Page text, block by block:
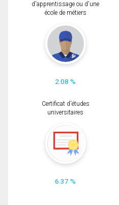
d'apprentissage ou d'une
école de métiers
2.08 %
Certificat d'études
universitaires
6.37 %